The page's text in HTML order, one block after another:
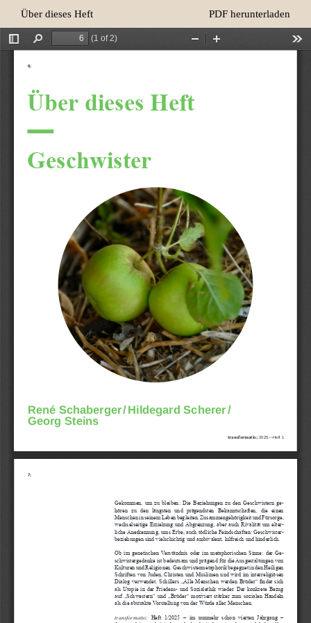
Artikeldetails
zurückkehren
Über dieses Heft Herunterladen
PDF herunterladen